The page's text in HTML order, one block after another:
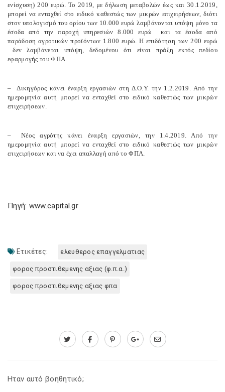
ενίσχυση) 200 ευρώ. Το 2019, με δήλωση μεταβολών έως και 30.1.2019,
μπορεί να ενταχθεί στο ειδικό καθεστώς των μικρών επιχειρήσεων, διότι
στον υπολογισμό του ορίου των 10.000 ευρώ λαμβάνονται υπόψη μόνο τα
έσοδα από την παροχή υπηρεσιών 8.000 ευρώ και τα έσοδα από
παράδοση αγροτικών προϊόντων 1.800 ευρώ. Η επιδότηση των 200 ευρώ
δεν λαμβάνεται υπόψη, δεδομένου ότι είναι πράξη εκτός πεδίου
εφαρμογής του ΦΠΑ.
– Δικηγόρος κάνει έναρξη εργασιών στη Δ.Ο.Υ. την 1.2.2019. Από την
ημερομηνία αυτή μπορεί να ενταχθεί στο ειδικό καθεστώς των μικρών
επιχειρήσεων.
– Νέος αγρότης κάνει έναρξη εργασιών, την 1.4.2019. Από την
ημερομηνία αυτή μπορεί να ενταχθεί στο ειδικό καθεστώς των μικρών
επιχειρήσεων και να έχει απαλλαγή από το ΦΠΑ.
Πηγή: www.capital.gr
Ετικέτες: ελευθερος επαγγελματιας
φορος προστιθεμενης αξιας (φ.π.α.)
φορος προστιθεμενης αξιας φπα
Ηταν αυτό βοηθητικό;